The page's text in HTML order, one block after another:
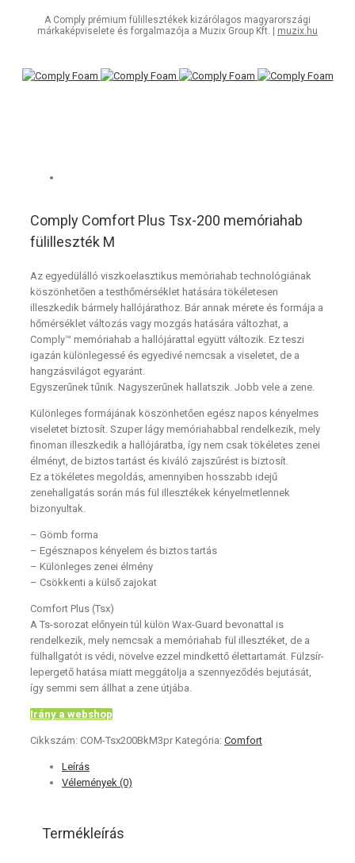
A Comply prémium fülillesztékek kizárólagos magyarországi
márkaképviselete és forgalmazója a Muzix Group Kft. | muzix.hu
Comply Comfort Plus Tsx-200 memóriahab
fülilleszték M
Az egyedülálló viszkoelasztikus memóriahab technológiának
köszönhetően a testhőmérséklet hatására tökéletesen
illeszkedik bármely hallójárathoz. Bár annak mérete és formája a
hőmérséklet változás vagy mozgás hatására változhat, a
Comply™ memóriahab a hallójárattal együtt változik. Ez teszi
igazán különlegessé és egyedivé nemcsak a viseletet, de a
hangzásvilágot egyaránt.
Egyszerűnek tűnik. Nagyszerűnek hallatszik. Jobb vele a zene.
Különleges formájának köszönhetően egész napos kényelmes
viseletet biztosít. Szuper lágy memóriahabbal rendelkezik, mely
finoman illeszkedik a hallójáratba, így nem csak tökéletes zenei
élményt, de biztos tartást és kiváló zajszűrést is biztosít.
Ez a tökéletes megoldás, amennyiben hosszabb idejű
zenehallgatás során más fül illesztékek kényelmetlennek
bizonyultak.
– Gömb forma
– Egésznapos kényelem és biztos tartás
– Különleges zenei élmény
– Csökkenti a külső zajokat
Comfort Plus (Tsx)
A Ts-sorozat előnyein túl külön Wax-Guard bevonattal is
rendelkezik, mely nemcsak a memóriahab fül illesztéket, de a
fülhallgatót is védi, növelve ezzel mindkettő élettartamát. Fülzsír-
lepergető hatása miatt meggátolja a szennyeződés bejutását,
így semmi sem állhat a zene útjába.
Irány a webshop
Cikkszám: COM-Tsx200BkM3pr Kategória: Comfort
Leírás
Vélemények (0)
Termékleírás